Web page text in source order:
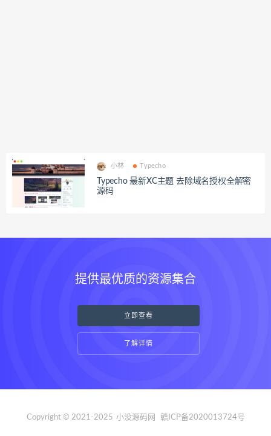
小林 Typecho
Typecho 最新XC主题 去除域名授权全解密
源码
提供最优质的资源集合
立即查看
了解详情
Copyright © 2021-2025 小没源码网 赣ICP备2020013724号